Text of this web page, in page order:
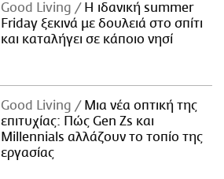
Good Living
Η ιδανική summer
Friday ξεκινά με δουλειά στο σπίτι
και καταλήγει σε κάποιο νησί
Good Living
Μια νέα οπτική της
επιτυχίας: Πώς Gen Zs και
Millennials αλλάζουν το τοπίο της
εργασίας